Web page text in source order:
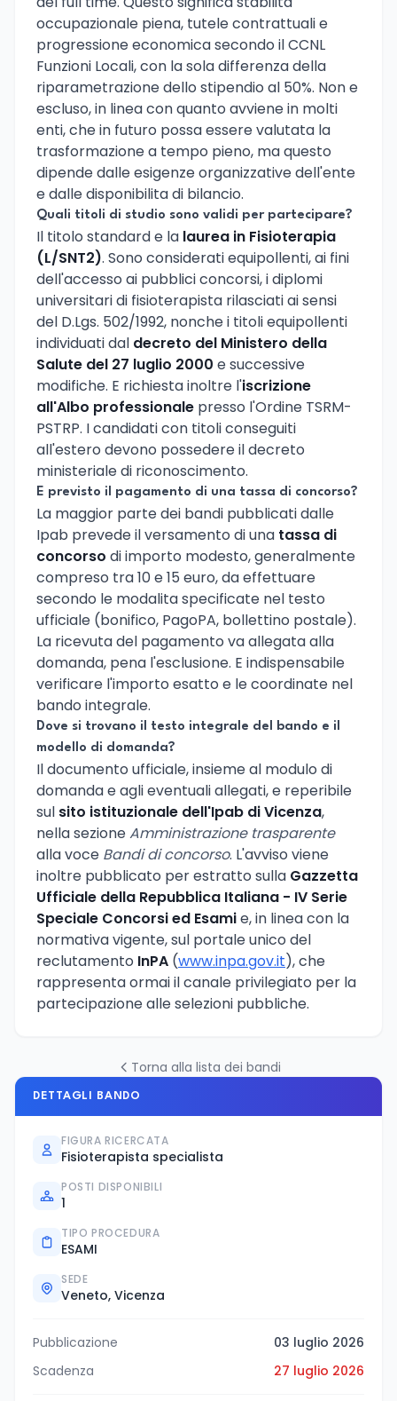
occupazionale piena, tutele contrattuali e
progressione economica secondo il CCNL
Funzioni Locali, con la sola differenza della
riparametrazione dello stipendio al 50%. Non e
escluso, in linea con quanto avviene in molti
enti, che in futuro possa essere valutata la
trasformazione a tempo pieno, ma questo
dipende dalle esigenze organizzative dell'ente
e dalle disponibilita di bilancio.
Quali titoli di studio sono validi per partecipare?
Il titolo standard e la laurea in Fisioterapia
(L/SNT2). Sono considerati equipollenti, ai fini
dell'accesso ai pubblici concorsi, i diplomi
universitari di fisioterapista rilasciati ai sensi
del D.Lgs. 502/1992, nonche i titoli equipollenti
individuati dal decreto del Ministero della
Salute del 27 luglio 2000 e successive
modifiche. E richiesta inoltre l'iscrizione
all'Albo professionale presso l'Ordine TSRM-
PSTRP. I candidati con titoli conseguiti
all'estero devono possedere il decreto
ministeriale di riconoscimento.
E previsto il pagamento di una tassa di concorso?
La maggior parte dei bandi pubblicati dalle
Ipab prevede il versamento di una tassa di
concorso di importo modesto, generalmente
compreso tra 10 e 15 euro, da effettuare
secondo le modalita specificate nel testo
ufficiale (bonifico, PagoPA, bollettino postale).
La ricevuta del pagamento va allegata alla
domanda, pena l'esclusione. E indispensabile
verificare l'importo esatto e le coordinate nel
bando integrale.
Dove si trovano il testo integrale del bando e il
modello di domanda?
Il documento ufficiale, insieme al modulo di
domanda e agli eventuali allegati, e reperibile
sul sito istituzionale dell'Ipab di Vicenza,
nella sezioneAmministrazione trasparente
alla voce Bandi di concorso. L'avviso viene
inoltre pubblicato per estratto sulla Gazzetta
Ufficiale della Repubblica Italiana - IV Serie
Speciale Concorsi ed Esamie, in linea con la
normativa vigente, sul portale unico del
reclutamento InPA (www.inpa.gov.it), che
rappresenta ormai il canale privilegiato per la
partecipazione alle selezioni pubbliche.
Torna alla lista dei bandi
DETTAGLI BANDO
FIGURA RICERCATA
Fisioterapista specialista
POSTI DISPONIBILI
1
TIPO PROCEDURA
ESAMI
SEDE
Veneto, Vicenza
Pubblicazione
03 luglio 2026
Scadenza
27 luglio 2026